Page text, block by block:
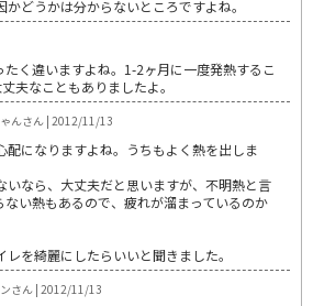
どうかは分からないところですよね。
たく違いますよね。1-2ヶ月に一度発熱するこ
夫なこともありましたよ。
んさん | 2012/11/13
配になりますよね。うちもよく熱を出しま
いなら、大丈夫だと思いますが、不明熱と言
ない熱もあるので、疲れが溜まっているのか
を綺麗にしたらいいと聞きました。
さん | 2012/11/13